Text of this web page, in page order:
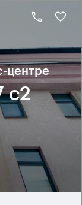
центре
с2